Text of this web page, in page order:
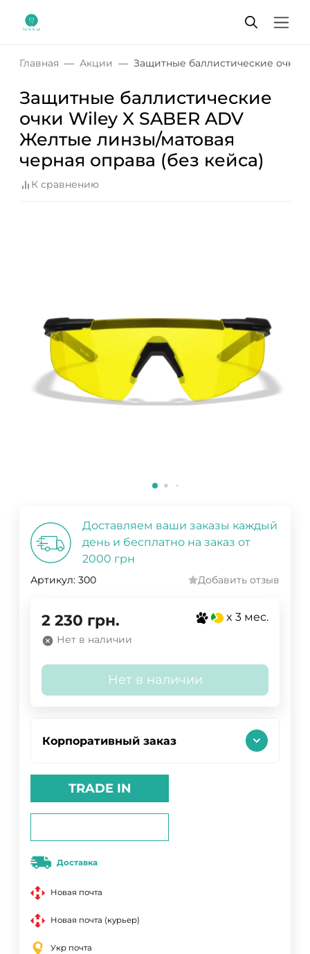
Главная Акции Защитные баллистические очки
Защитные баллистические
очки Wiley X SABER ADV
Желтые линзы/матовая
черная оправа (без кейса)
К сравнению
Доставляем ваши заказы каждый
день и бесплатно на заказ от
2000 грн
Артикул: 300 Добавить отзыв
2 230 грн. x 3 мес.
Нет в наличии
Нет в наличии
Корпоративный заказ
TRADE IN
Доставка
Новая почта
Новая почта (курьер)
Укр почта